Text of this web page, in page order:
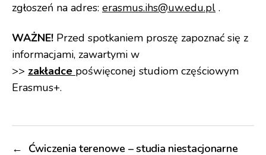
zgłoszeń na adres: erasmus.ihs@uw.edu.pl .
WAŻNE! Przed spotkaniem proszę zapoznać się z
informacjami, zawartymi w
>> zakładce poświęconej studiom częściowym
Erasmus+.
← Ćwiczenia terenowe – studia niestacjonarne